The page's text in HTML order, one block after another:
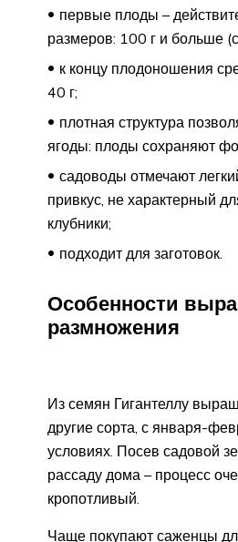
первые плоды –
размеров: 100 г и больше
к концу плодоношения
40 г;
плотная структура
ягоды: плоды сохраняют
садоводы отмечают
привкус, не характерный
клубники;
подходит для заготовок.
Особенности
размножения
Из семян Гигантеллу
другие сорта, с января-
условиях. Посев садовой
рассаду дома – процесс
кропотливый.
Чаще покупают саженцы